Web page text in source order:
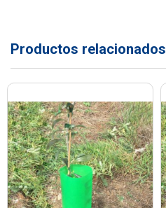
Productos relacionados